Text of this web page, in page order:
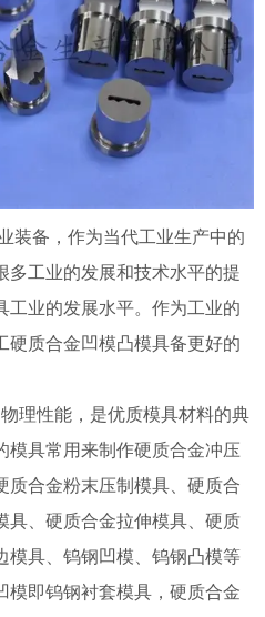
备，作为当代工业生产中的
多工业的发展和技术水平的提
工业的发展水平。作为工业的
硬质合金凹模凸模具备更好的
理性能，是优质模具材料的典
模具常用来制作硬质合金冲压
质合金粉末压制模具、硬质合
具、硬质合金拉伸模具、硬质
模具、钨钢凹模、钨钢凸模等
模即钨钢衬套模具，硬质合金